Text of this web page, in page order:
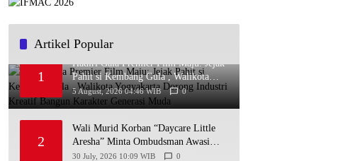
Artikel Popular
1
Hadiri Gala Premier Film Maju: Jejak
Pahit si Kembang Gula , Walikota
Yogyakarta Dorong Industri Kreatif
Bangun Karakter Generasi Muda
5 August, 2026 04:46 WIB 0
2
Wali Murid Korban “Daycare Little
Aresha” Minta Ombudsman Awasi
Penyidikan
30 July, 2026 10:09 WIB 0